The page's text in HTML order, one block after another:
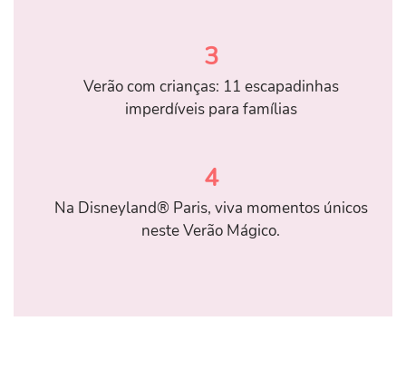
3
Verão com crianças: 11 escapadinhas
imperdíveis para famílias
4
Na Disneyland® Paris, viva momentos únicos
neste Verão Mágico.